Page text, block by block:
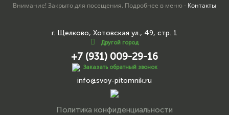
Внимание! Закрыто для посещения. Подробнее в меню - Контакты
г. Щелково, Хотовская ул., 49, стр. 1
Другой город
+7 (931) 009-29-16
Заказать обратный звонок
info@svoy-pitomnik.ru
Политика конфиденциальности